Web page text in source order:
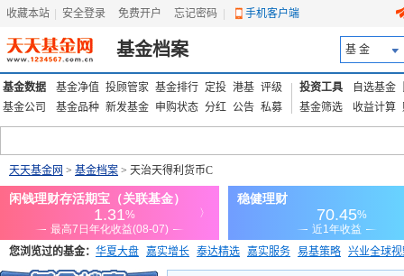
收藏本站 安全登录 免费开户 忘记密码 手机客户端
基金档案 基 金
基金数据 基金净值 投顾管家 基金排行 定投 港基 评级
基金公司
基金品种 新发基金 申购状态 分红 公告 私募
投资工具 自选基金
基金筛选
收益计算
天天基金网 > 基金档案 > 天治天得利货币C
您浏览过的基金： 华夏大盘 嘉实增长 泰达精选 嘉实服务 易基策略 兴业全球